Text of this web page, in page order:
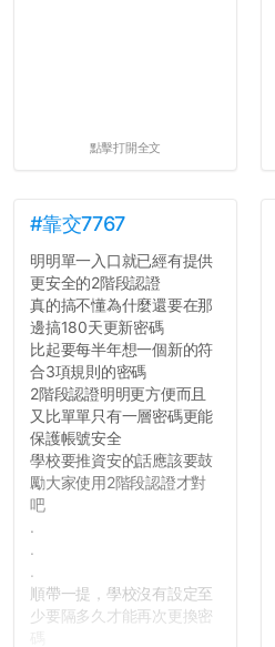
點擊打開全文
#靠交7767
明明單一入口就已經有提供
更安全的2階段認證
真的搞不懂為什麼還要在那
邊搞180天更新密碼
比起要每半年想一個新的符
合3項規則的密碼
2階段認證明明更方便而且
又比單單只有一層密碼更能
保護帳號安全
學校要推資安的話應該要鼓
勵大家使用2階段認證才對
吧
.
.
.
順帶一提，學校沒有設定至
少要隔多久才能再次更換密